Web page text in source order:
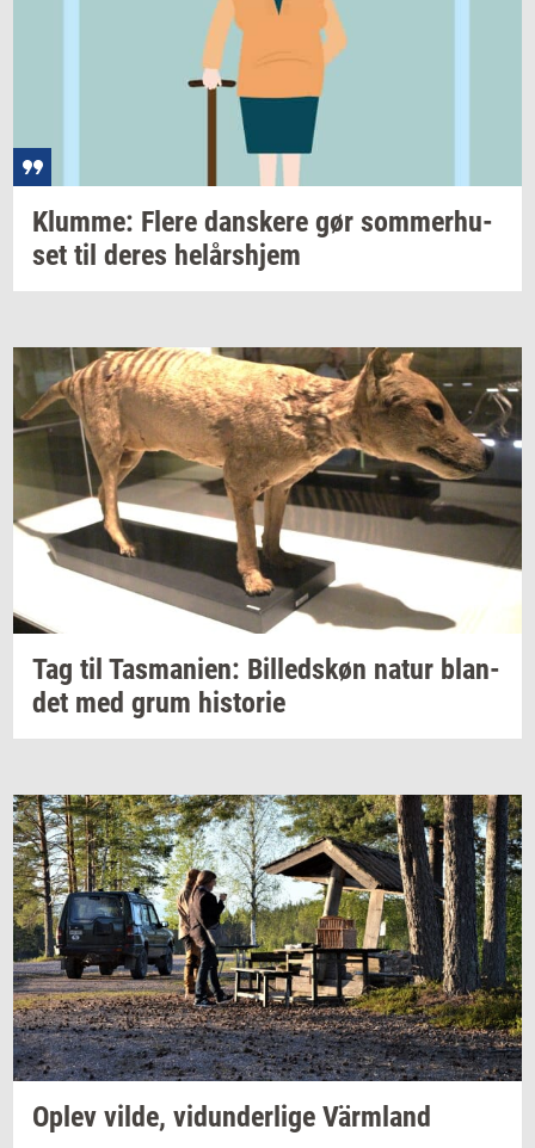
Klum­me: Flere dan­ske­re gør som­mer­hu­
set til deres helårs­hjem
Tag til Tas­ma­ni­en: Bil­leds­køn natur blan­
det med grum hi­sto­rie
Oplev vilde, vi­dun­der­li­ge Värmland